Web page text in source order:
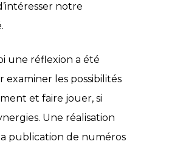
notre
une réflexion a été
examiner les possibilités
et faire jouer, si
Une réalisation
publication de numéros